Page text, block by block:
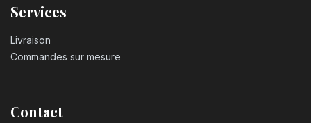
Services
Livraison
Commandes sur mesure
Contact